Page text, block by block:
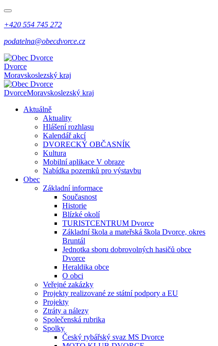
+420 554 745 272
podatelna@obecdvorce.cz
Dvorce
Moravskoslezský kraj
DvorceMoravskoslezský kraj
Aktuálně
Aktuality
Hlášení rozhlasu
Kalendář akcí
DVORECKÝ OBČASNÍK
Kultura
Mobilní aplikace V obraze
Nabídka pozemků pro výstavbu
Obec
Základní informace
Současnost
Historie
Blízké okolí
TURISTCENTRUM Dvorce
Základní škola a mateřská škola Dvorce, okres
Bruntál
Jednotka sboru dobrovolných hasičů obce
Dvorce
Heraldika obce
O obci
Veřejné zakázky
Projekty realizované ze státní podpory a EU
Projekty
Ztráty a nálezy
Společenská rubrika
Spolky
Český rybářský svaz MS Dvorce